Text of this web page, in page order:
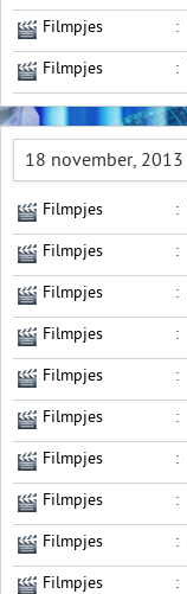
Filmpjes :
Filmpjes :
18 november, 2013
Filmpjes :
Filmpjes :
Filmpjes :
Filmpjes :
Filmpjes :
Filmpjes :
Filmpjes :
Filmpjes :
Filmpjes :
Filmpjes :